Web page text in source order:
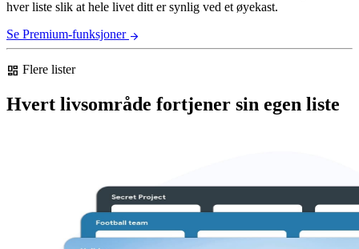
hver liste slik at hele livet ditt er synlig ved et øyekast.
Se Premium-funksjoner arrow_forward
dashboard Flere lister
Hvert livsområde fortjener sin egen liste